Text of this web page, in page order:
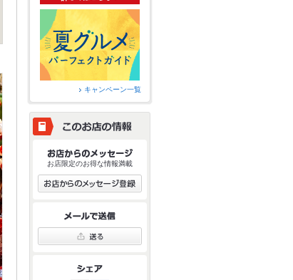
キャンペーン一覧
お店限定のお得な情報満載